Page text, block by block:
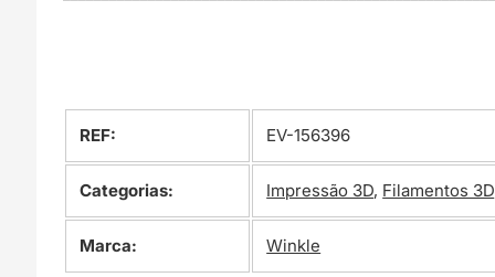
REF: EV-156396
Categorias: Impressão 3D, Filamentos 3D
Marca: Winkle